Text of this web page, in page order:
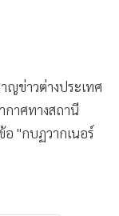
ญข่าวต่างประเทศ
กาศทางสถานี
อ "กบฏวากเนอร์